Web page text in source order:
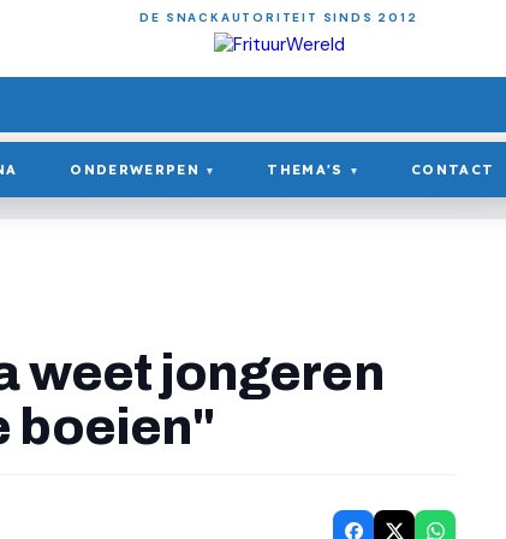
DE SNACKAUTORITEIT SINDS 2012
ONDERWERPEN ▾ THEMA'S ▾ CONTACT
weet jongeren
boeien"